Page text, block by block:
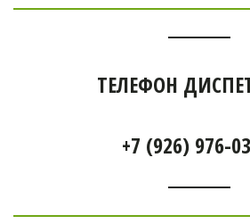
ТЕЛЕФОН
+7 (926) 976-